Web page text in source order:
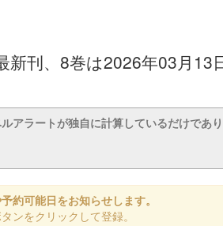
刊、8巻は2026年03月13
アラートが独自に計算しているだけで
約可能日をお知らせします。
ンをクリックして登録。